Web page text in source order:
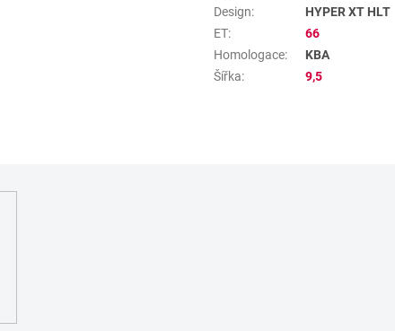
Design:
HYPER XT HLT
ET:
66
Homologace:
KBA
Šířka: 9,5